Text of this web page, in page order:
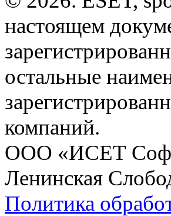
настоящем
остальные
компаний.
ООО «ИСЕТ
Ленинская
Политика